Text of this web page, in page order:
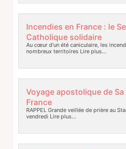
Incendies en France : le
Catholique solidaire
Au cœur d’un été caniculaire, les
nombreux territoires Lire plus…
Voyage apostolique de
France
RAPPEL Grande veillée de prière au
vendredi Lire plus…